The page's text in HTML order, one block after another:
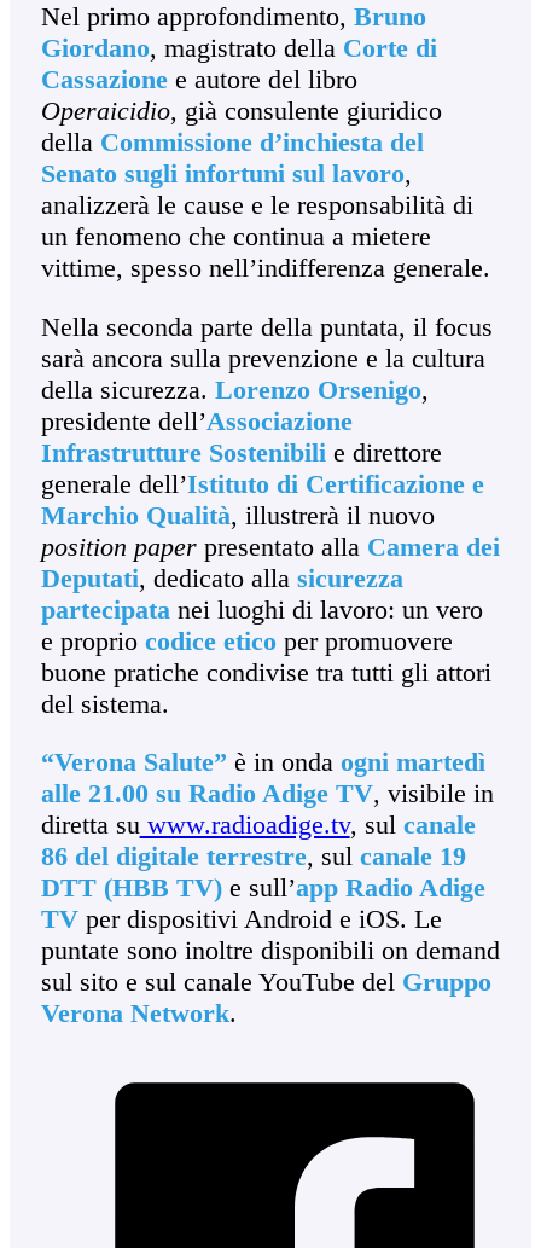
Nel primo approfondimento, Bruno
Giordano, magistrato della Corte di
Cassazionee autore del libro
Operaicidio, già consulente giuridico
della Commissione d’inchiesta del
Senato sugli infortuni sul lavoro,
analizzerà le cause e le responsabilità di
un fenomeno che continua a mietere
vittime, spesso nell’indifferenza generale.
Nella seconda parte della puntata, il focus
sarà ancora sulla prevenzione e la cultura
della sicurezza. Lorenzo Orsenigo,
presidente dell’Associazione
Infrastrutture Sostenibili e direttore
generale dell’Istituto di Certificazione e
Marchio Qualità, illustrerà il nuovo
position paperpresentato alla Camera dei
Deputati, dedicato alla sicurezza
partecipata nei luoghi di lavoro: un vero
e proprio codice eticoper promuovere
buone pratiche condivise tra tutti gli attori
del sistema.
“Verona Salute” è in onda ogni martedì
alle 21.00 su Radio Adige TV, visibile in
diretta suwww.radioadige.tv, sul canale
86 del digitale terrestre, sul canale 19
DTT (HBB TV)e sull’app Radio Adige
TVper dispositivi Android e iOS. Le
puntate sono inoltre disponibili on demand
sul sito e sul canale YouTube del Gruppo
Verona Network.